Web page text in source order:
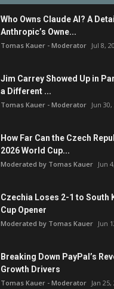
Who Owns Claude AI? A
Anthropic’s Owne...
Tomas Kauer - Moderator Jul 8,
Jim Carrey Showed Up in
a Different ...
Tomas Kauer - Moderator Jun
How Far Can the Czech
2026 World Cup...
Moderated by Tomas Kauer Jun
Czechia Loses 2-1 to South
Cup Opener
Moderated by Tomas Kauer Jun
Breaking Down PayPal’s
Growth Drivers
Tomas Kauer - Moderator Jan 25,